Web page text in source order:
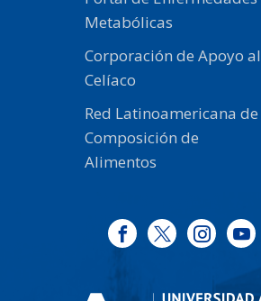
Metabólicas
Corporación de Apoyo al
Celíaco
Red Latinoamericana de
Composición de
Alimentos